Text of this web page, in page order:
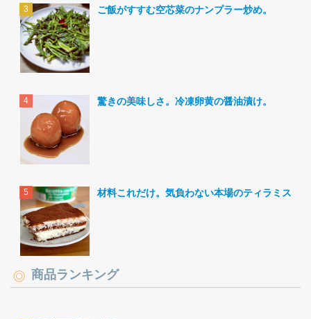
ご飯がすすむ空芯菜のナンプラー炒め。
驚きの美味しさ。冷凍卵黄の醤油漬け。
材料これだけ。気負わない本場のティラミス。
商品ランキング